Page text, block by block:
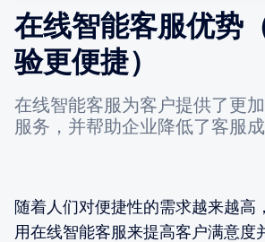
在线智能客服优势
验更便捷）
在线智能客服为客户提供了更
服务，并帮助企业降低了客服成
随着人们对便捷性的需求越来越高
用在线智能客服来提高客户满意度